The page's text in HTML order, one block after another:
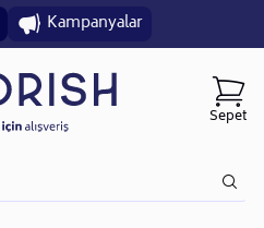
Kampanyalar
Sepet